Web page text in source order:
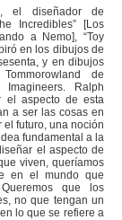
el diseñador de
Incredibles” [Los
a Nemo], “Toy
en los dibujos de
y en dibujos
de
Ralph
el aspecto de esta
a ser las cosas en
el futuro, una noción
fundamental a la
el aspecto de
viven, queríamos
en el mundo que
que los
no que tengan un
lo que se refiere a